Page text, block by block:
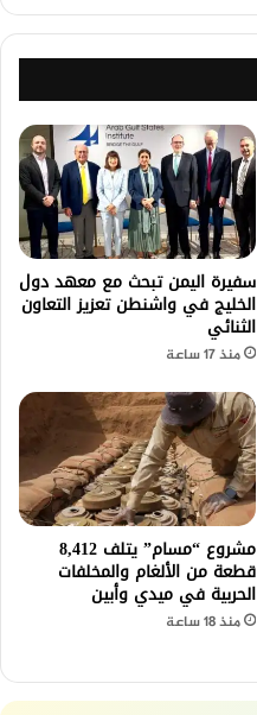
سفيرة اليمن تبحث مع معهد دول
الخليج في واشنطن تعزيز التعاون
الثنائي
منذ 17 ساعة
مشروع “مسام” يتلف 8,412
قطعة من الألغام والمخلفات
الحربية في ميدي وأبين
منذ 18 ساعة